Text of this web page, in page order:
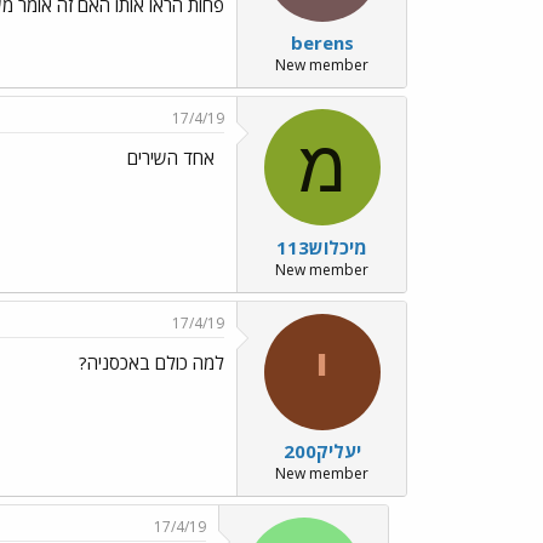
berens
New member
מ
מיכלוש113
New member
17/4/19
אחד השירים
י
יעליק200
New member
17/4/19
למה כולם באכסניה?
17/4/19